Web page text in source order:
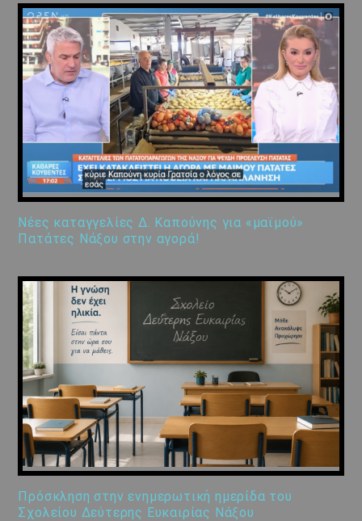
Νέες καταγγελίες Δ. Καπούνης για «μαϊμού»
Πατάτες Νάξου στην αγορά!
Πρόσκληση στην ενημερωτική ημερίδα του
Σχολείου Δεύτερης Ευκαιρίας Νάξου